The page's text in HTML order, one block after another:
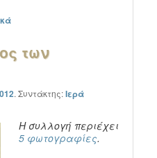
των
.Συντάκτης:Ιερά
Η συλλογή περιέχει
5 φωτογραφίες.